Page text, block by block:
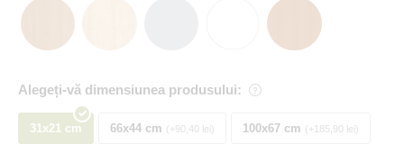
Alegeți-vă dimensiunea produsului:
31x21 cm 66x44 cm +90,40 lei 100x67 cm +185,90 lei